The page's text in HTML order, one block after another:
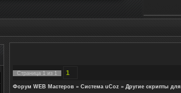
Страница 1 из 1 1
Форум WEB Мастеров » Система uCoz » Другие скрипты